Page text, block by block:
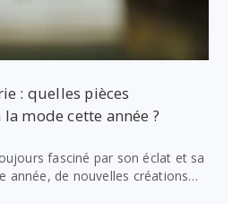
: quelles pièces
mode cette année ?
fasciné par son éclat et sa
année, de nouvelles créations…